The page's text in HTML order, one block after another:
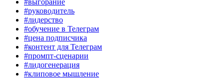
#выгорание
#руководитель
#лидерство
#обучение в Телеграм
#цена подписчика
#контент для Телеграм
#промпт-сценарии
#лидогенерация
#клиповое мышление